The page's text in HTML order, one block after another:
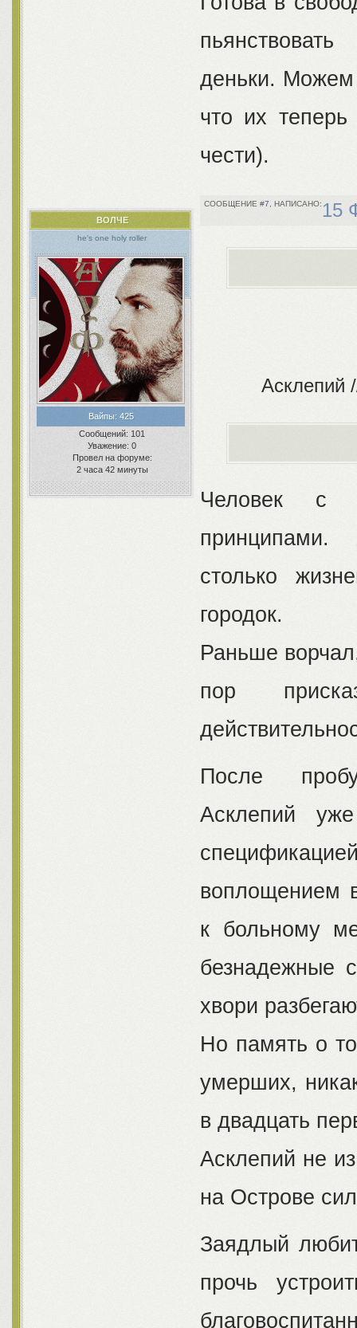
деньки. Можем
что их
чести).
7 15
ВОЛЧЕ
he's one holy roller
Вайпы:425
Сообщений: 101
Уважение: 0
Провел на форуме:
2 часа 42 минуты
Асклепий
Человек с
принципами.
столько
городок.
Раньше
пор
После
Асклепий
воплощением
к больному
безнадежные
хвори
Но память о
умерших,
в двадцать
Асклепий не
на Острове
Заядлый
прочь